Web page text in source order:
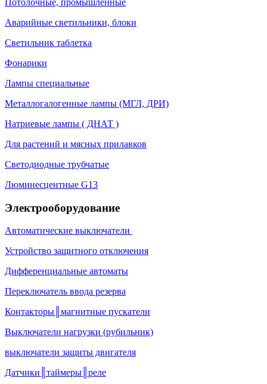
Потолочные, промышленные
Аварийные светильники, блоки
Светильник таблетка
Фонарики
Лампы специальные
Металлогалогенные лампы (МГЛ, ДРИ)
Натриевые лампы ( ДНАТ )
Для растений и мясных прилавков
Светодиодные трубчатые
Люминесцентные G13
Электрооборудование
Автоматические выключатели
Устройство защитного отключения
Дифференциальные автоматы
Переключатель ввода резерва
Контакторы║магнитные пускатели
Выключатели нагрузки (рубильник)
выключатели защиты двигателя
Датчики║таймеры║реле